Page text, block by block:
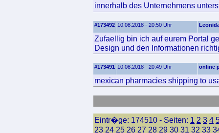
innerhalb des Unternehmens
#173492 10.08.2018 - 20:50 Uhr
Zufaellig bin ich auf eurem Portal
Design und den Informationen
#173491 10.08.2018 - 20:49 Uhr online
mexican pharmacies shipping to
Eintr�ge: 174510 - Seiten: 1 2 3 4
23 24 25 26 27 28 29 30 31 32 33